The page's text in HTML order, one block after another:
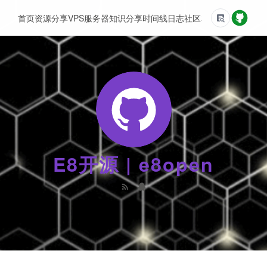
E8开源 | e8open
首页资源分享VPS服务器知识分享时间线日志社区友情链接